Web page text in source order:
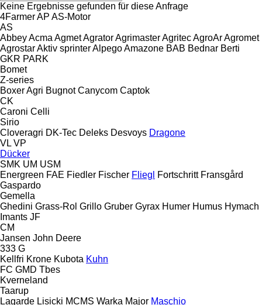
Keine Ergebnisse gefunden für diese Anfrage
4FarmerAP AS-Motor
AS
AbbeyAcma AgmetAgratorAgrimasterAgritecAgroArAgromet
AgrostarAktiv sprinterAlpegoAmazone BAB Bednar Berti
GKR PARK
Bomet
Z-series
Boxer Agri Bugnot Canycom Captok
CK
Caroni Celli
Sirio
Cloveragri DK-Tec Deleks Desvoys Dragone
VL VP
Dücker
SMK UM USM
Energreen FAE Fiedler Fischer Fliegl Fortschritt Fransgård
Gaspardo
Gemella
Ghedini Grass-Rol Grillo Gruber Gyrax Humer Humus Hymach
Imants JF
CM
Jansen John Deere
333 G
Kellfri Krone Kubota Kuhn
FC GMD Tbes
Kverneland
Taarup
Lagarde Lisicki MCMS Warka Major Maschio